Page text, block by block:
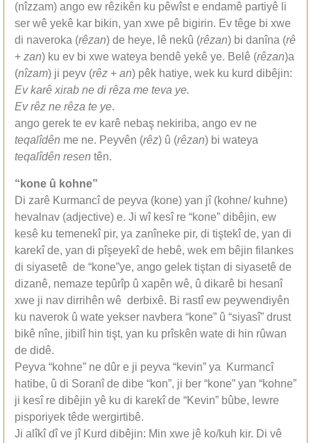
(nîzzam) ango ew rêzikên ku pêwîst e endamê partiyê li
ser wê yekê kar bikin, yan xwe pê bigirin. Ev têge bi xwe
di naveroka (rêzan) de heye, lê nekû (rêzan) bi danîna (rê
+ zan) ku ev bi xwe wateya bendê yekê ye. Belê (rêzan)a
(nîzam) ji peyv (rêz + an) pêk hatiye, wek ku kurd dibêjin:
Ev karê xirab ne di rêza me teva ye.
Ev rêz ne rêza te ye.
ango gerek te ev karê nebaş nekiriba, ango ev ne
teqalîdên me ne. Peyvên (rêz) û (rêzan) bi wateya
teqalîdên resen tên.
“kone û kohne”
Di zarê Kurmancî de peyva (kone) yan jî (kohne/ kuhne)
hevalnav (adjective) e. Ji wî kesî re “kone” dibêjin, ew
kesê ku temenekî pir, ya zanîneke pir, di tiştekî de, yan di
karekî de, yan di pîşeyekî de hebê, wek em bêjin filankes
di siyasetê de “kone”ye, ango gelek tiştan di siyasetê de
dizanê, nemaze tepûrîp û xapên wê, û dikarê bi hesanî
xwe ji nav dirrihên wê derbixê. Bi rastî ew peywendiyên
ku naverok û wate yekser navbera “kone” û “siyasî” drust
bikê nîne, jibilî hin tişt, yan ku prîskên wate di hin rûwan
de didê.
Peyva “kohne” ne dûr e ji peyva “kevin” ya Kurmancî
hatibe, û di Soranî de dibe “kon”, ji ber “kone” yan “kohne”
ji kesî re dibêjin yê ku di karekî de “Kevin” bûbe, lewre
pisporiyek têde wergirtibê.
Ji alîkî dî ve jî Kurd dibêjin: Min xwe jê ko/kuh kir. Di vê